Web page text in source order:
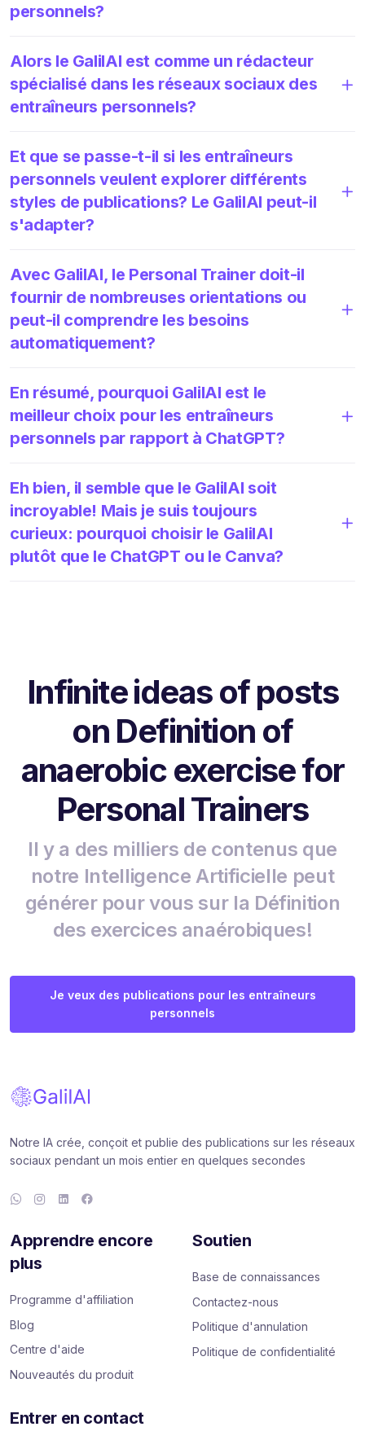
personnels?
Alors le GalilAI est comme un rédacteur
spécialisé dans les réseaux sociaux des
entraîneurs personnels?
Et que se passe-t-il si les entraîneurs
personnels veulent explorer différents
styles de publications? Le GalilAI peut-il
s'adapter?
Avec GalilAI, le Personal Trainer doit-il
fournir de nombreuses orientations ou
peut-il comprendre les besoins
automatiquement?
En résumé, pourquoi GalilAI est le
meilleur choix pour les entraîneurs
personnels par rapport à ChatGPT?
Eh bien, il semble que le GalilAI soit
incroyable! Mais je suis toujours
curieux: pourquoi choisir le GalilAI
plutôt que le ChatGPT ou le Canva?
Infinite ideas of posts
on Definition of
anaerobic exercise for
Personal Trainers
Il y a des milliers de contenus que
notre Intelligence Artificielle peut
générer pour vous sur la Définition
des exercices anaérobiques!
Je veux des publications pour les entraîneurs
personnels
Notre IA crée, conçoit et publie des publications sur les réseaux
sociaux pendant un mois entier en quelques secondes
Apprendre encore
plus
Programme d'affiliation
Blog
Centre d'aide
Nouveautés du produit
Soutien
Base de connaissances
Contactez-nous
Politique d'annulation
Politique de confidentialité
Entrer en contact